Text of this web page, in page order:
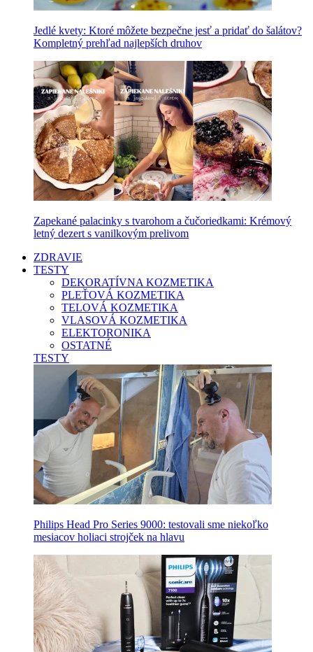
Jedlé kvety: Ktoré môžete bezpečne jesť a pridať do šalátov?
Kompletný prehľad najlepších druhov
Zapekané palacinky s tvarohom a čučoriedkami: Krémový
letný dezert s vanilkovým prelivom
ZDRAVIE
TESTY
DEKORATÍVNA KOZMETIKA
PLEŤOVÁ KOZMETIKA
TELOVÁ KOZMETIKA
VLASOVÁ KOZMETIKA
ELEKTORONIKA
OSTATNÉ
TESTY
Philips Head Pro Series 9000: testovali sme niekoľko
mesiacov holiaci strojček na hlavu